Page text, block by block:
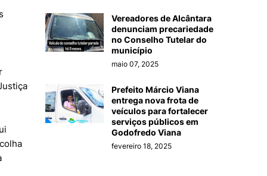
Vereadores de Alcântara
denunciam precariedade
no Conselho Tutelar do
município
maio 07, 2025
Prefeito Márcio Viana
entrega nova frota de
veículos para fortalecer
serviços públicos em
Godofredo Viana
fevereiro 18, 2025